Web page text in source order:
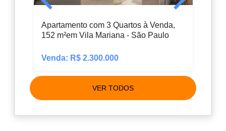
Apartamento com 3 Quartos à Venda,
152 m²em Vila Mariana - São Paulo
Venda: R$ 2.300.000
VER TODOS